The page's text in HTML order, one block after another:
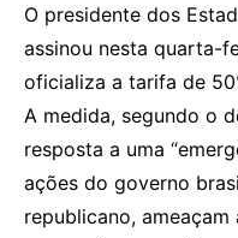
O presidente dos
assinou nesta quarta-
oficializa a tarifa de
A medida, segundo o
resposta a uma
ações do governo
republicano,